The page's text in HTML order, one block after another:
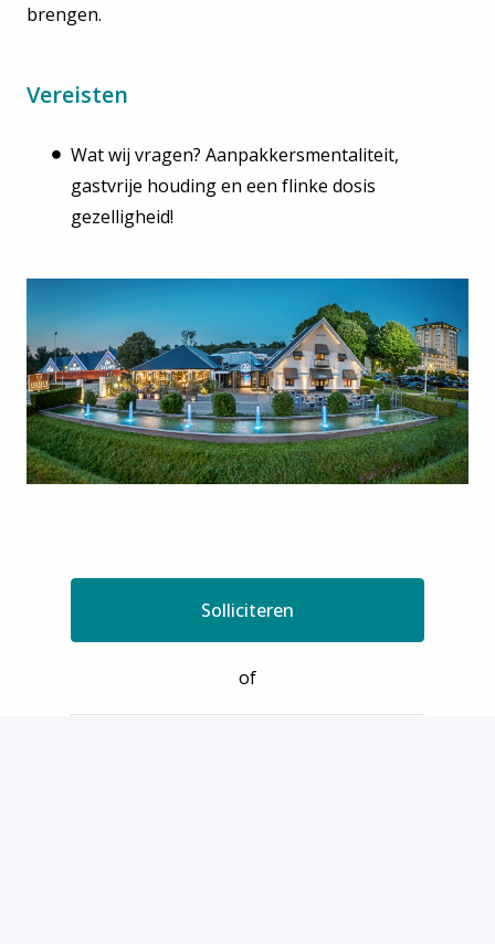
brengen.
Vereisten
Wat wij vragen? Aanpakkersmentaliteit,
gastvrije houding en een flinke dosis
gezelligheid!
Solliciteren
of